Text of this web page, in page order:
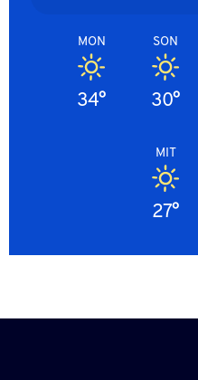
SON
30°
MON
34°
MIT
27°